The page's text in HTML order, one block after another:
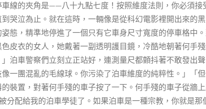
線的夾角是——八十九點七度！按照維度法則，你必須
哭泣為止。就在這時，一輛像是從科幻電影裡開出來
態，精準地停進了一個只有它車身尺寸寬度的停車格
皮衣的女人，她戴著一副透明護目鏡，冷酷地朝著何手
泊車警察們立刻立正站好，連測量尺都顫抖著不敢發
一團混亂的毛線球。你污染了泊車維度的純粹性。」
裝置，對著何手殘的車子按了一下。何手殘的車子從牆
配給我的泊車學徒了。如果泊車是一種宗教，你就是